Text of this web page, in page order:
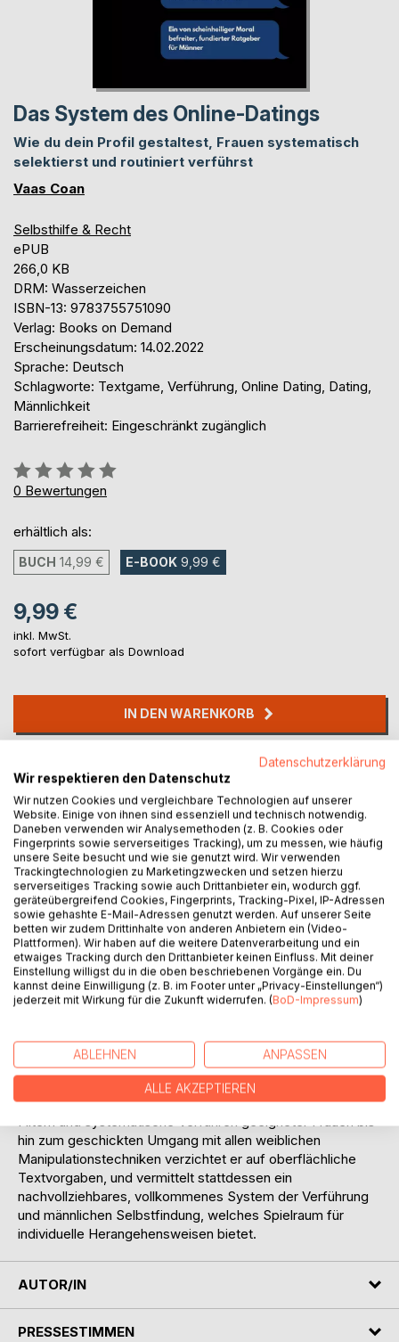
Das System des Online-Datings
Wie du dein Profil gestaltest, Frauen systematisch
selektierst und routiniert verführst
Vaas Coan
Selbsthilfe & Recht
ePUB
266,0 KB
DRM: Wasserzeichen
ISBN-13: 9783755751090
Verlag: Books on Demand
Erscheinungsdatum: 14.02.2022
Sprache: Deutsch
Schlagworte: Textgame, Verführung, Online Dating, Dating,
Männlichkeit
Barrierefreiheit: Eingeschränkt zugänglich
Bewertung::
0%
0 Bewertungen
erhältlich als:
BUCH 14,99 € E-BOOK 9,99 €
9,99 €
inkl. MwSt.
sofort verfügbar als Download
IN DEN WARENKORB
Titel bewerten
BESCHREIBUNG
Das Online-Dating hat sich mittlerweile als Säule der
modernen Partnersuche etabliert. Damit Männer in den
überlaufenen Flirtportalen nicht den Überblick verlieren,
Ratgeber Schritt für Schritt das System des Online-
Datings, ohne dabei ein Blatt vor den Mund zu nehmen.
Von der anfänglichen Gestaltung des Profils, über das
hin zum geschickten Umgang mit allen weiblichen
Manipulationstechniken verzichtet er auf oberflächliche
Textvorgaben, und vermittelt stattdessen ein
nachvollziehbares, vollkommenes System der Verführung
und männlichen Selbstfindung, welches Spielraum für
individuelle Herangehensweisen bietet.
AUTOR/IN
PRESSESTIMMEN
Datenschutzerklärung
Wir respektieren den Datenschutz
Wir nutzen Cookies und vergleichbare Technologien auf unserer
Website. Einige von ihnen sind essenziell und technisch notwendig.
Daneben verwenden wir Analysemethoden (z. B. Cookies oder
Fingerprints sowie serverseitiges Tracking), um zu messen, wie häufig
unsere Seite besucht und wie sie genutzt wird. Wir verwenden
Trackingtechnologien zu Marketingzwecken und setzen hierzu
serverseitiges Tracking sowie auch Drittanbieter ein, wodurch ggf.
geräteübergreifend Cookies, Fingerprints, Tracking-Pixel, IP-Adressen
sowie gehashte E-Mail-Adressen genutzt werden. Auf unserer Seite
betten wir zudem Drittinhalte von anderen Anbietern ein (Video-
Plattformen). Wir haben auf die weitere Datenverarbeitung und ein
etwaiges Tracking durch den Drittanbieter keinen Einfluss. Mit deiner
Einstellung willigst du in die oben beschriebenen Vorgänge ein. Du
kannst deine Einwilligung (z. B. im Footer unter „Privacy-Einstellungen“)
jederzeit mit Wirkung für die Zukunft widerrufen. (BoD-Impressum)
ABLEHNEN ANPASSEN
ALLE AKZEPTIEREN